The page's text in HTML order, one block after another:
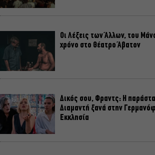
Οι Λέξεις των Άλλων, του
χρόνο στο Θέατρο Άβατον
Δικός σου, Φραντς: Η
Διαμαντή ξανά στην
Εκκλησία